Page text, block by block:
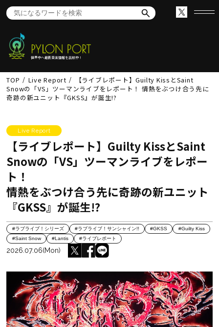
世界中へ最新音楽情報を出航中！
TOP Live Report
【ライブレポート】Guilty KissとSaint
Snowの「VS」ツーマンライブをレポート！ 情熱をぶつけ合う先に
奇跡の新ユニット『GKSS』が誕生!?
Live Report
【ライブレポート】Guilty KissとSaint
Snowの「VS」ツーマンライブをレポー
ト！
情熱をぶつけ合う先に奇跡の新ユニット
『GKSS』が誕生!?
#ラブライブ！シリーズ #ラブライブ！サンシャイン!! #GKSS
#Guilty Kiss
#Saint Snow
#Lantis #ライブレポート
2026.07.06(Mon)